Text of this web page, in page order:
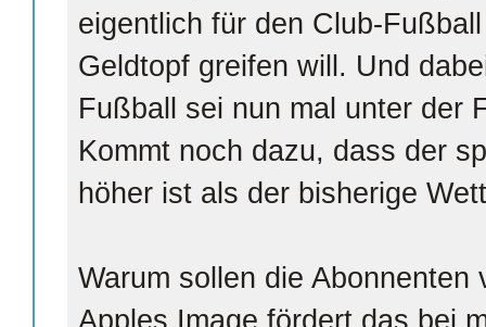
eigentlich für den Club-
Geldtopf greifen will. Und
Fußball sei nun mal unter der
Kommt noch dazu, dass der
höher ist als der bisherige
Warum sollen die